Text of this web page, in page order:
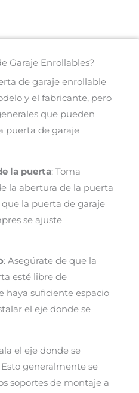
Garaje Enrollables?
de garaje enrollable
y el fabricante, pero
que pueden
puerta de garaje
la puerta: Toma
la abertura de la puerta
la puerta de garaje
se ajuste
: Asegúrate de que la
esté libre de
haya suficiente espacio
el eje donde se
el eje donde se
generalmente se
soportes de montaje a